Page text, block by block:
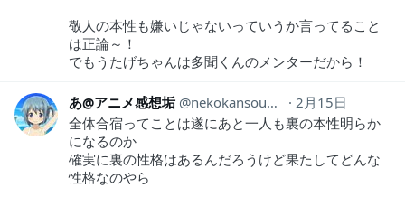
敬人の本性も嫌いじゃないっていうか言ってること
は正論～！
でもうたげちゃんは多聞くんのメンターだから！
あ@アニメ感想垢 nekokansouyox
2月15日
全体合宿ってことは遂にあと一人も裏の本性明らか
になるのか
確実に裏の性格はあるんだろうけど果たしてどんな
性格なのやら